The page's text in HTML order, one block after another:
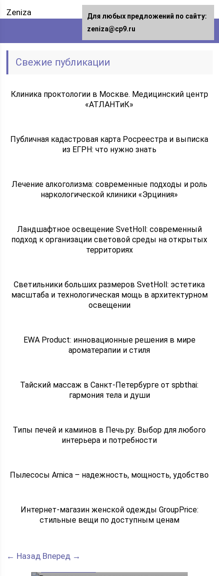
Zeniza
Свежие публикации
Клиника проктологии в Москве. Медицинский центр
«АТЛАНТиК»
Публичная кадастровая карта Росреестра и выписка
из ЕГРН: что нужно знать
Лечение алкоголизма: современные подходы и роль
наркологической клиники «Эрциния»
Ландшафтное освещение SvetHoll: современный
подход к организации световой среды на открытых
территориях
Светильники больших размеров SvetHoll: эстетика
масштаба и технологическая мощь в архитектурном
освещении
EWA Product: инновационные решения в мире
ароматерапии и стиля
Тайский массаж в Санкт-Петербурге от spbthai:
гармония тела и души
Типы печей и каминов в Печь.ру: Выбор для любого
интерьера и потребности
Пылесосы Arnica – надежность, мощность, удобство
Интернет-магазин женской одежды GroupPrice:
стильные вещи по доступным ценам
← Назад Вперед →
Для любых предложений по сайту:
zeniza@cp9.ru